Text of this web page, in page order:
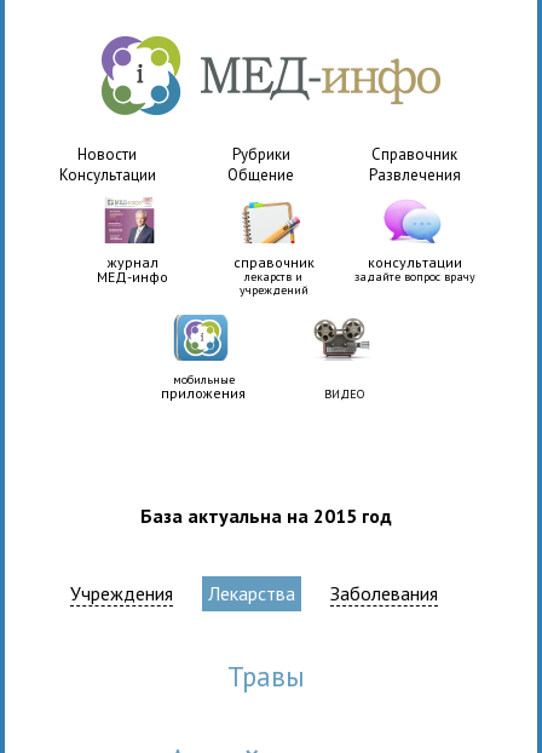
Новости Рубрики
Справочник
Консультации
Общение Развлечения
журнал
МЕД-инфо
справочник
лекарств и
учреждений
консультации
задайте вопрос врачу
мобильные
приложения ВИДЕО
База актуальна на 2015 год
Учреждения Лекарства Заболевания
травы